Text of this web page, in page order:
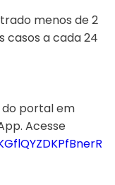
menos de 2
casos a cada 24
do portal em
Acesse